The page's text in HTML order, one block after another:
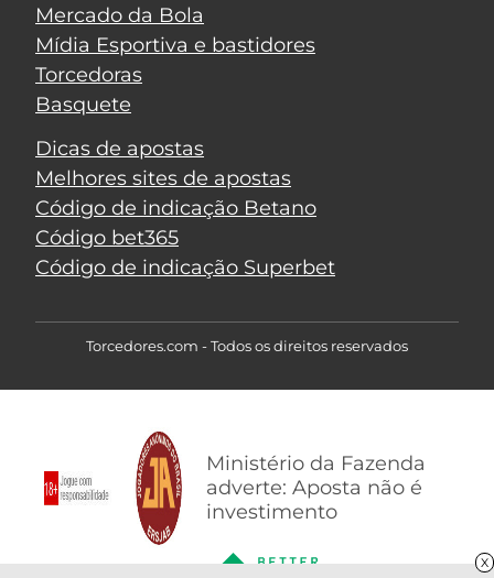
X
Mercado da Bola
Mídia Esportiva e bastidores
Torcedoras
Basquete
Dicas de apostas
Melhores sites de apostas
Código de indicação Betano
Código bet365
Código de indicação Superbet
Torcedores.com - Todos os direitos reservados
Ministério da Fazenda
adverte: Aposta não é
investimento